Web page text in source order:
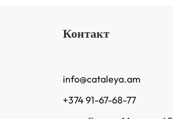
Контакт
info@cataleya.am
+374 91-67-68-77